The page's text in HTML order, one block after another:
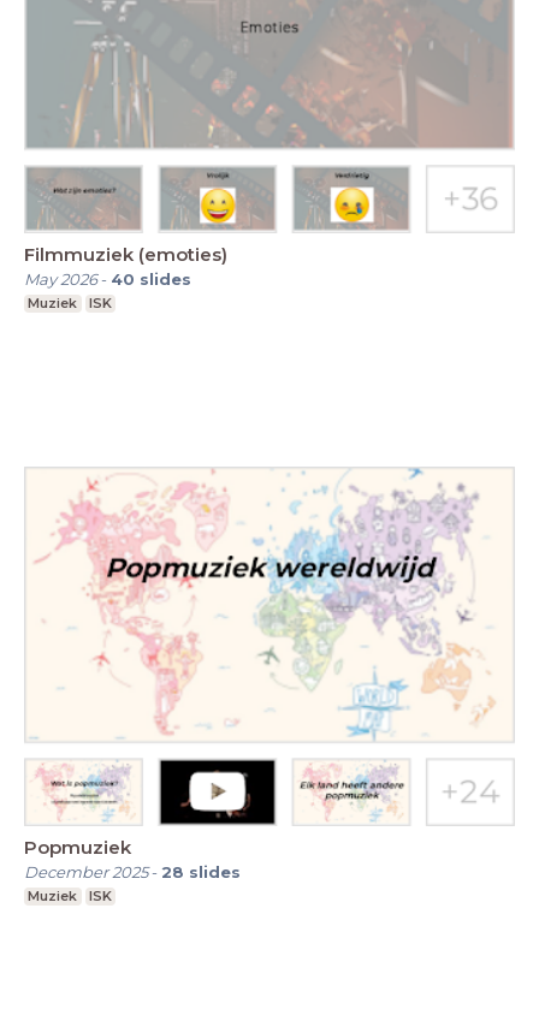
Filmmuziek (emoties)
May 2026- 40 slides
Muziek ISK
Popmuziek
December 2025- 28 slides
Muziek ISK